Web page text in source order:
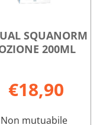
SQUANORM
200ML
€18,90
Non mutuabile